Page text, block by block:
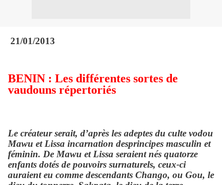
21/01/2013
BENIN : Les différentes sortes de
vaudouns répertoriés
Le créateur serait, d’après les adeptes du culte vodou
Mawu et Lissa incarnation desprincipes masculin et
féminin. De Mawu et Lissa seraient nés quatorze
enfants dotés de pouvoirs surnaturels, ceux-ci
auraient eu comme descendants Chango, ou Gou, le